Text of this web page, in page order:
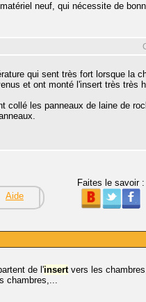
neuf, qui nécessite de
qui sent très fort lorsque la
et ont monté l'insert très très
collé les panneaux de laine de
Aide
Faites le savoir :
de l'insertvers les
chambres,...